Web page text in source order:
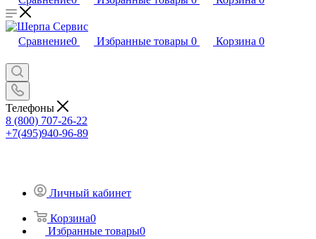
Сравнение0 Избранные товары 0 Корзина 0
Телефоны
8 (800) 707-26-22
+7(495)940-96-89
Личный кабинет
Корзина0
Избранные товары0